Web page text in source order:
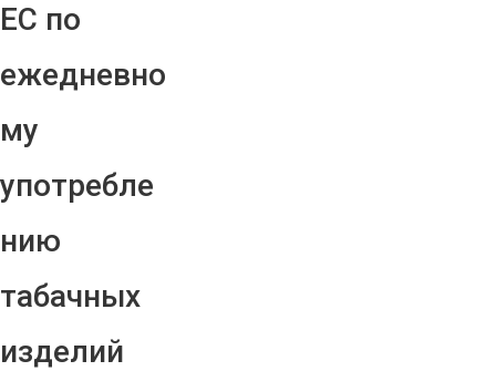
ЕС по
ежедневно
му
употребле
нию
табачных
изделий